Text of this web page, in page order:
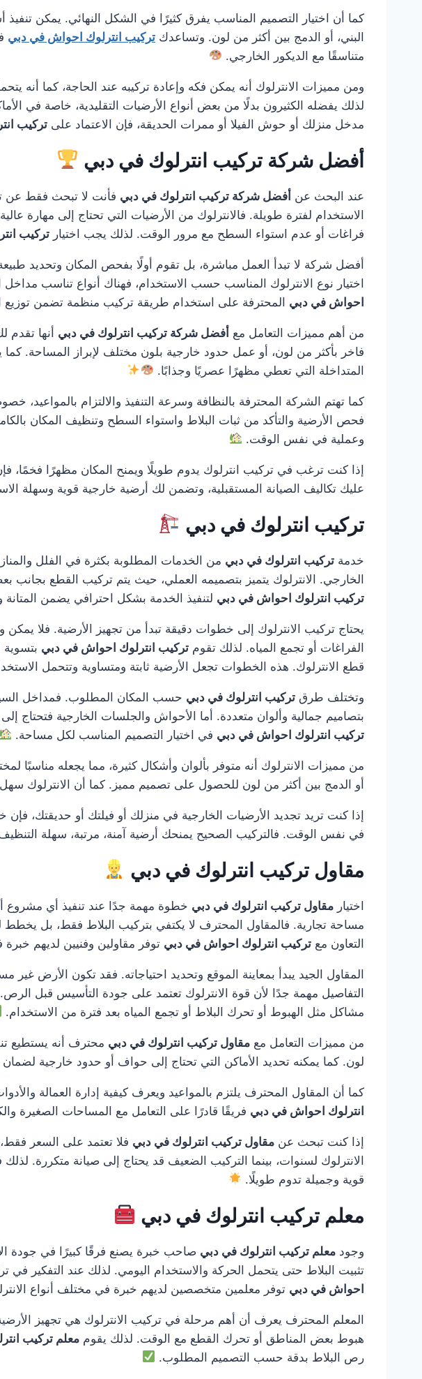
كما أن اختيار التصميم المناسب يفرق كثيرًا في الشكل النهائي. يمكن
البني، أو الدمج بين أكثر من لون. وتساعدك تركيب انترلوك احواش في دبي
متناسقًا مع الديكور الخارجي.
ومن مميزات الانترلوك أنه يمكن فكه وإعادة تركيبه عند الحاجة، كما أنه
لذلك يفضله الكثيرون بدلًا من بعض أنواع الأرضيات التقليدية، خاصة في
مدخل منزلك أو حوش الفيلا أو ممرات الحديقة، فإن الاعتماد على تركيب
أفضل شركة تركيب انترلوك في دبي
عند البحث عن أفضل شركة تركيب انترلوك في دبي فأنت لا تبحث فقط عن
الاستخدام لفترة طويلة. فالانترلوك من الأرضيات التي تحتاج إلى مهارة
فراغات أو عدم استواء السطح مع مرور الوقت. لذلك يجب اختيار تركيب
أفضل شركة لا تبدأ العمل مباشرة، بل تقوم أولًا بفحص المكان وتحديد
اختيار نوع الانترلوك المناسب حسب الاستخدام، فهناك أنواع تناسب
احواش في دبي المحترفة على استخدام طريقة تركيب منظمة تضمن توزيع
من أهم مميزات التعامل مع أفضل شركة تركيب انترلوك في دبي أنها تقدم
فاخر بأكثر من لون، أو عمل حدود خارجية بلون مختلف لإبراز المساحة.
المتداخلة التي تعطي مظهرًا عصريًا وجذابًا.
كما تهتم الشركة المحترفة بالنظافة وسرعة التنفيذ والالتزام بالمواعيد،
فحص الأرضية والتأكد من ثبات البلاط واستواء السطح وتنظيف المكان
وعملية في نفس الوقت.
إذا كنت ترغب في تركيب انترلوك يدوم طويلًا ويمنح المكان مظهرًا فخمًا،
عليك تكاليف الصيانة المستقبلية، وتضمن لك أرضية خارجية قوية وسهلة
تركيب انترلوك في دبي
خدمة تركيب انترلوك في دبي من الخدمات المطلوبة بكثرة في الفلل
الخارجي. الانترلوك يتميز بتصميمه العملي، حيث يتم تركيب القطع بجانب
تركيب انترلوك احواش في دبي لتنفيذ الخدمة بشكل احترافي يضمن المتانة
يحتاج تركيب الانترلوك إلى خطوات دقيقة تبدأ من تجهيز الأرضية. فلا
الفراغات أو تجمع المياه. لذلك تقوم تركيب انترلوك احواش في دبي
قطع الانترلوك. هذه الخطوات تجعل الأرضية ثابتة ومتساوية وتتحمل
وتختلف طرق تركيب انترلوك في دبي حسب المكان المطلوب. فمداخل
بتصاميم جمالية وألوان متعددة. أما الأحواش والجلسات الخارجية فتحتاج
تركيب انترلوك احواش في دبي في اختيار التصميم المناسب لكل مساحة.
من مميزات الانترلوك أنه متوفر بألوان وأشكال كثيرة، مما يجعله مناسبًا
أو الدمج بين أكثر من لون للحصول على تصميم مميز. كما أن الانترلوك سهل
إذا كنت تريد تجديد الأرضيات الخارجية في منزلك أو فيلتك أو حديقتك، فإن
في نفس الوقت. فالتركيب الصحيح يمنحك أرضية آمنة، مرتبة، سهلة
مقاول تركيب انترلوك في دبي
اختيار مقاول تركيب انترلوك في دبي خطوة مهمة جدًا عند تنفيذ أي مشروع
مساحة تجارية. فالمقاول المحترف لا يكتفي بتركيب البلاط فقط، بل يخطط
التعاون مع تركيب انترلوك احواش في دبي توفر مقاولين وفنيين لديهم خبرة
المقاول الجيد يبدأ بمعاينة الموقع وتحديد احتياجاته. فقد تكون الأرض
التفاصيل مهمة جدًا لأن قوة الانترلوك تعتمد على جودة التأسيس قبل الرص.
مشاكل مثل الهبوط أو تحرك البلاط أو تجمع المياه بعد فترة من الاستخدام.
من مميزات التعامل مع مقاول تركيب انترلوك في دبي محترف أنه يستطيع
لون. كما يمكنه تحديد الأماكن التي تحتاج إلى حواف أو حدود خارجية لضمان
كما أن المقاول المحترف يلتزم بالمواعيد ويعرف كيفية إدارة العمالة
انترلوك احواش في دبي فريقًا قادرًا على التعامل مع المساحات الصغيرة
إذا كنت تبحث عن مقاول تركيب انترلوك في دبي فلا تعتمد على السعر
الانترلوك لسنوات، بينما التركيب الضعيف قد يحتاج إلى صيانة متكررة. لذلك
قوية وجميلة تدوم طويلًا.
معلم تركيب انترلوك في دبي
وجود معلم تركيب انترلوك في دبي صاحب خبرة يصنع فرقًا كبيرًا في جودة
تثبيت البلاط حتى يتحمل الحركة والاستخدام اليومي. لذلك عند التفكير في
احواش في دبي توفر معلمين متخصصين لديهم خبرة في مختلف أنواع
المعلم المحترف يعرف أن أهم مرحلة في تركيب الانترلوك هي تجهيز
هبوط بعض المناطق أو تحرك القطع مع الوقت. لذلك يقوم معلم تركيب
رص البلاط بدقة حسب التصميم المطلوب.